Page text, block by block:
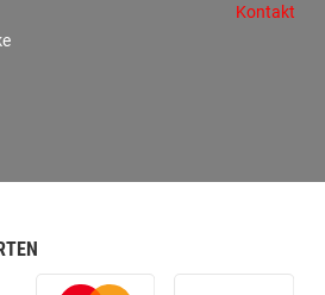
Kontakt